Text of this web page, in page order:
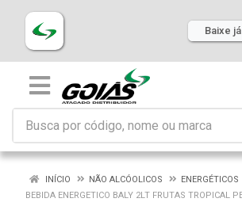
Baixe
INÍCIO NÃO ALCÓOLICOS
ENERGÉTICOS
BEBIDA ENERGETICO BALY 2LT FRUTAS TROPICAL